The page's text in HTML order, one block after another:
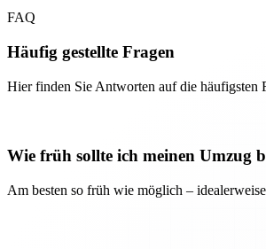
FAQ
Häufig gestellte Fragen
Hier finden Sie Antworten auf die häufigsten
Wie früh sollte ich meinen Umzug
Am besten so früh wie möglich –